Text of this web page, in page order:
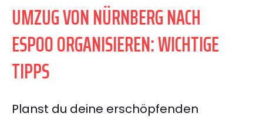
UMZUG VON NÜRNBERG NACH
ESPOO ORGANISIEREN: WICHTIGE
TIPPS
Planst du deine erschöpfenden